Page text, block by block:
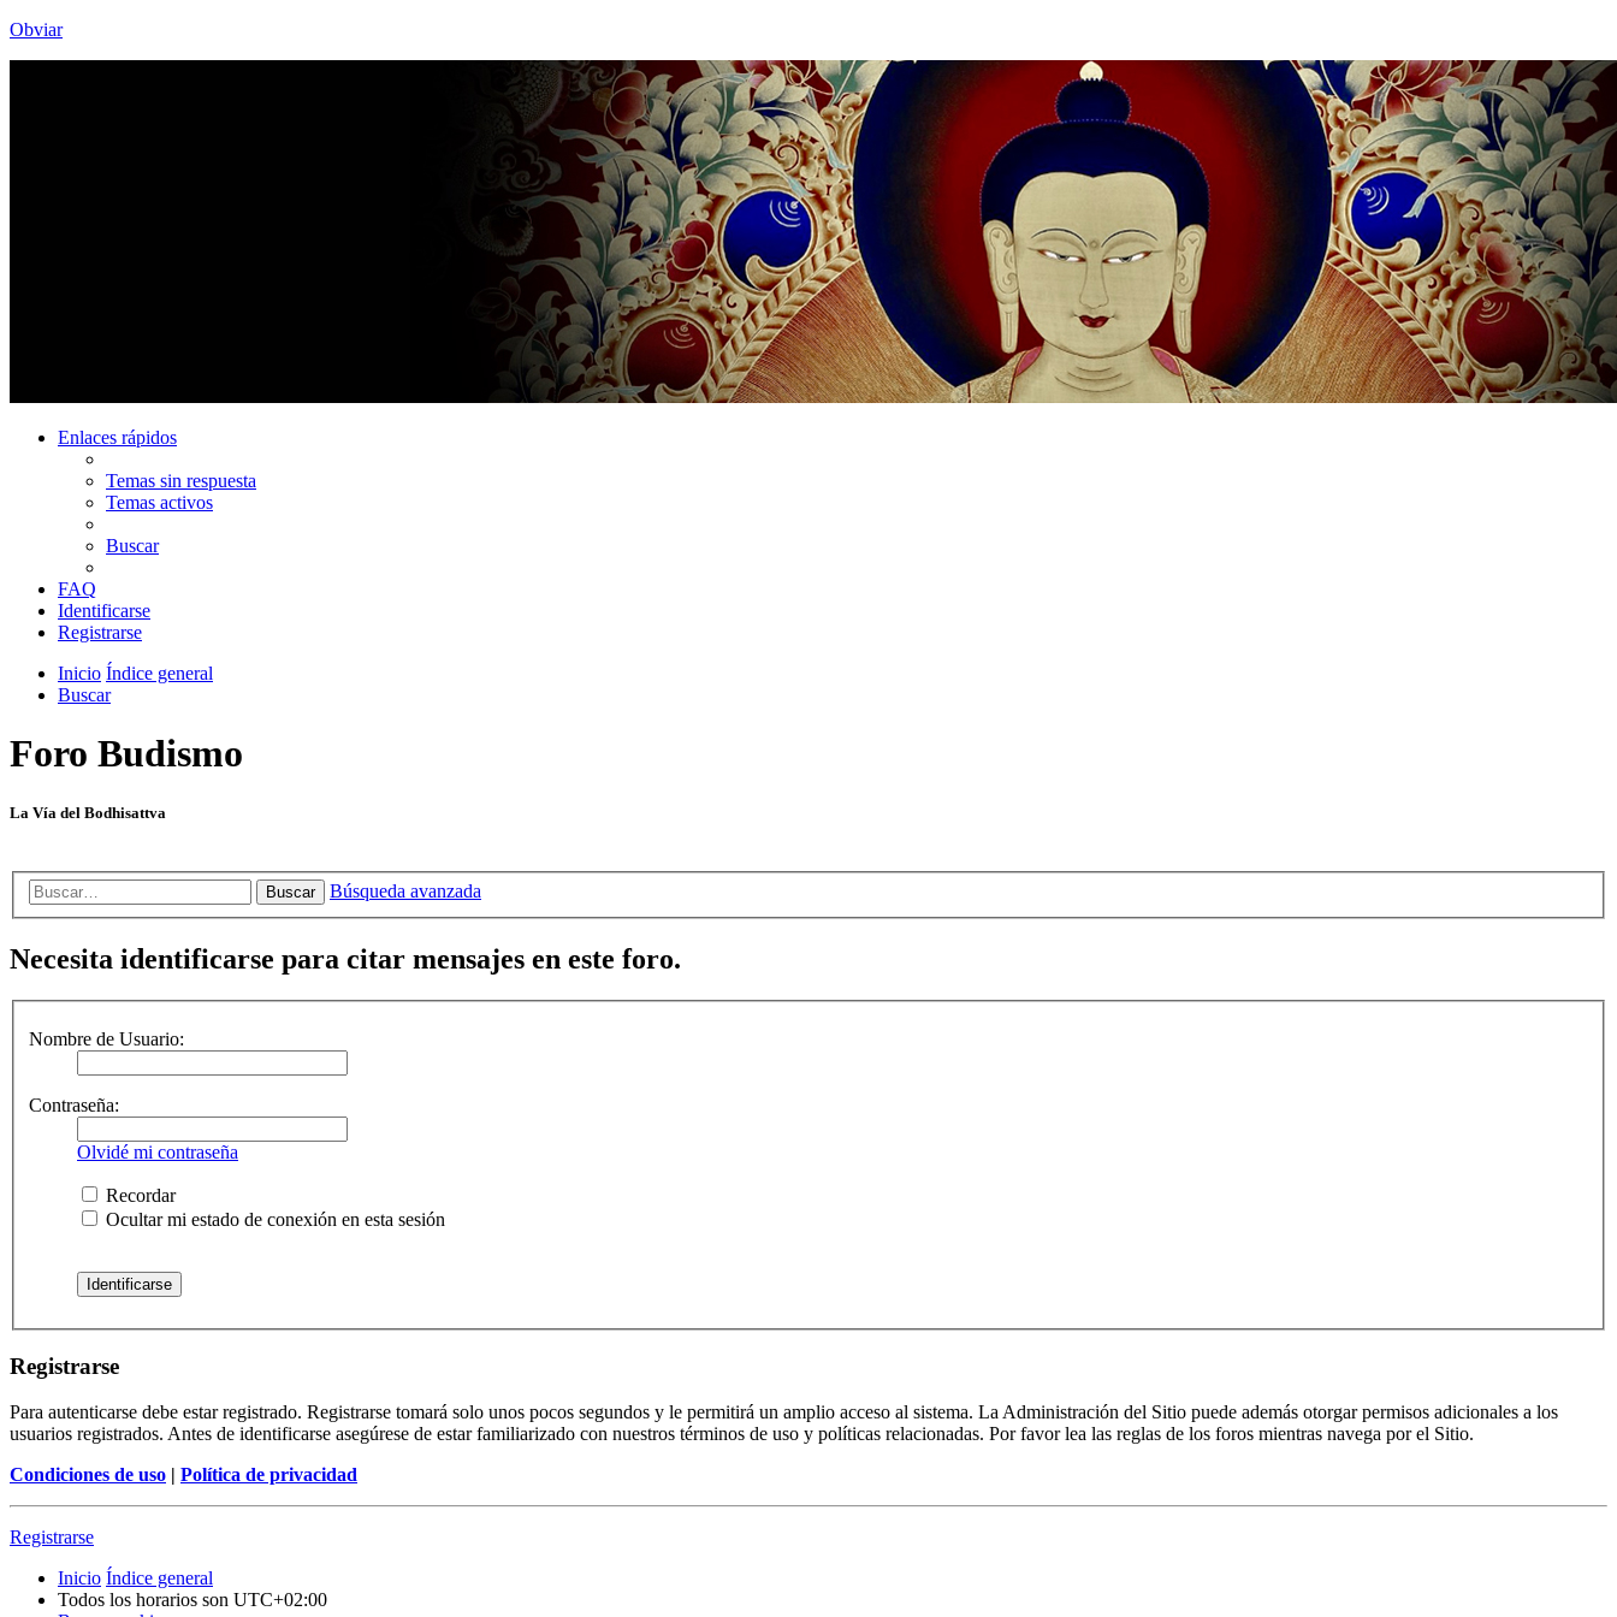
Obviar
Enlaces rápidos
Temas sin respuesta
Temas activos
Buscar
FAQ
Identificarse
Registrarse
Inicio Índice general
Buscar
Foro Budismo
La Vía del Bodhisattva
Buscar Búsqueda avanzada
Necesita identificarse para citar mensajes en este foro.
Nombre de Usuario:
Contraseña:
Olvidé mi contraseña
Recordar
Ocultar mi estado de conexión en esta sesión
Registrarse
Para autenticarse debe estar registrado. Registrarse tomará solo unos pocos segundos y le permitirá un amplio acceso al sistema. La Administración del Sitio puede además otorgar permisos adicionales a los
usuarios registrados. Antes de identificarse asegúrese de estar familiarizado con nuestros términos de uso y políticas relacionadas. Por favor lea las reglas de los foros mientras navega por el Sitio.
Condiciones de uso | Política de privacidad
Registrarse
Inicio Índice general
Todos los horarios son UTC+02:00